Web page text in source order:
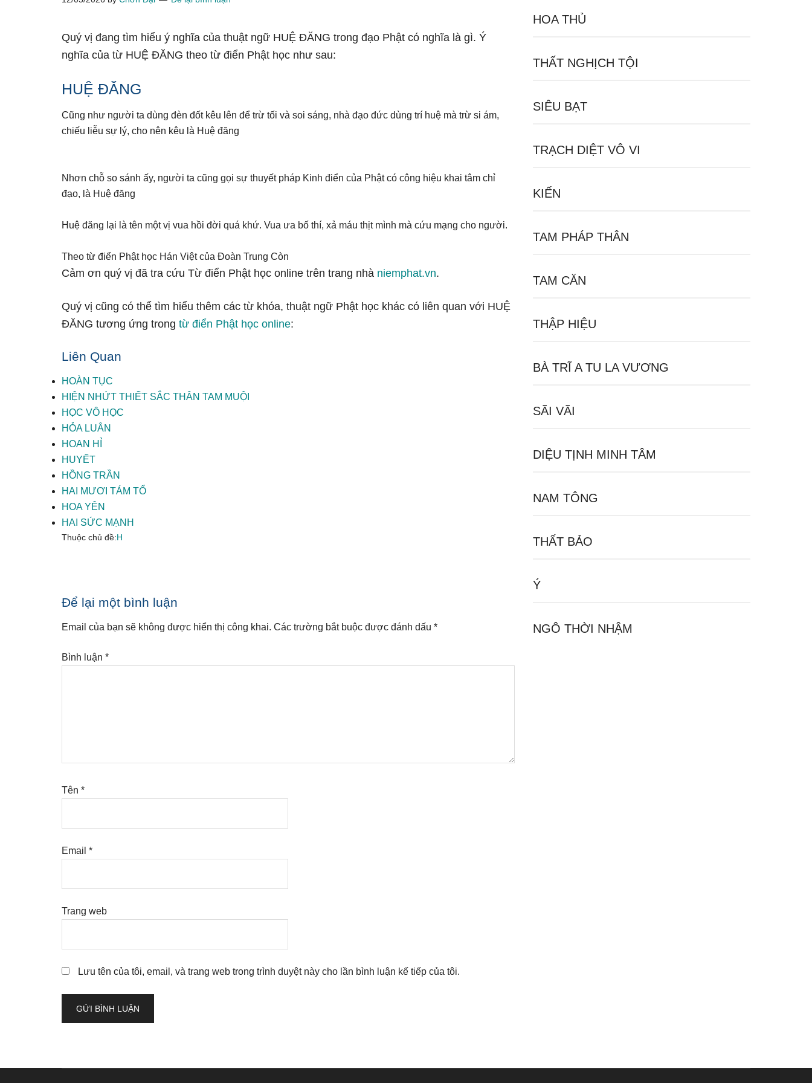
Quý vị đang tìm hiểu ý nghĩa của thuật ngữ HUỆ ĐĂNG trong đạo Phật có nghĩa là gì. Ý
nghĩa của từ HUỆ ĐĂNG theo từ điển Phật học như sau:
HUỆ ĐĂNG
Cũng như người ta dùng đèn đốt kêu lên để trừ tối và soi sáng, nhà đạo đức dùng trí huệ mà trừ si ám,
chiếu liễu sự lý, cho nên kêu là Huệ đăng
Nhơn chỗ so sánh ấy, người ta cũng gọi sự thuyết pháp Kinh điển của Phật có công hiệu khai tâm chỉ
đạo, là Huệ đăng
Huệ đăng lại là tên một vị vua hồi đời quá khứ. Vua ưa bố thí, xả máu thịt mình mà cứu mạng cho người.
Theo từ điển Phật học Hán Việt của Đoàn Trung Còn
Cảm ơn quý vị đã tra cứu Từ điển Phật học online trên trang nhà niemphat.vn.
Quý vị cũng có thể tìm hiểu thêm các từ khóa, thuật ngữ Phật học khác có liên quan với HUỆ
ĐĂNG tương ứng trong từ điển Phật học online:
Liên Quan
HOÀN TỤC
HIỆN NHỨT THIẾT SẮC THÂN TAM MUỘI
HỌC VÔ HỌC
HỎA LUÂN
HOAN HỈ
HUYẾT
HỒNG TRẦN
HAI MƯƠI TÁM TỔ
HOA YÊN
HAI SỨC MẠNH
Thuộc chủ đề:H
Reader
Interactions
Để lại một bình luận
Email của bạn sẽ không được hiển thị công khai. Các trường bắt buộc được đánh dấu *
Bình luận *
Tên *
Email *
Trang web
Lưu tên của tôi, email, và trang web trong trình duyệt này cho lần bình luận kế tiếp của tôi.
HOA THỦ
THẤT NGHỊCH TỘI
SIÊU BẠT
TRẠCH DIỆT VÔ VI
KIẾN
TAM PHÁP THÂN
TAM CĂN
THẬP HIỆU
BÀ TRĨ A TU LA VƯƠNG
SÃI VÃI
DIỆU TỊNH MINH TÂM
NAM TÔNG
THẤT BẢO
Ý
NGÔ THỜI NHẬM